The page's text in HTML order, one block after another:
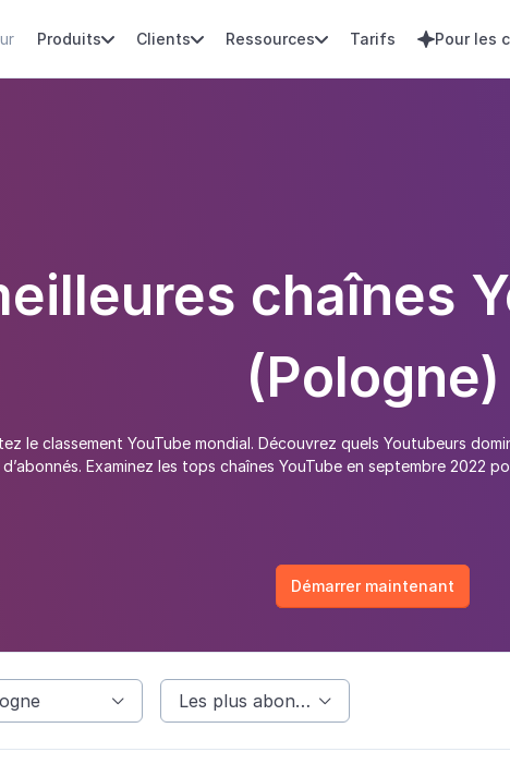

Produits 
Clients 
Ressources Tarifs Pour les
chaînes
(Pologne)
le classement YouTube mondial. Découvrez quels Youtubeurs
d’abonnés. Examinez les tops chaînes YouTube en septembre 2022
Démarrer maintenant
 Les plus abonnés 